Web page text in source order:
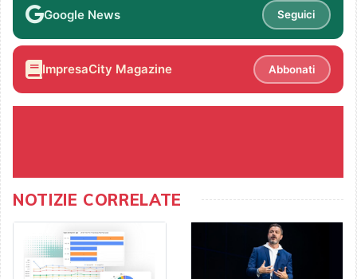
Google News Seguici
ImpresaCity Magazine Abbonati
NOTIZIE CORRELATE